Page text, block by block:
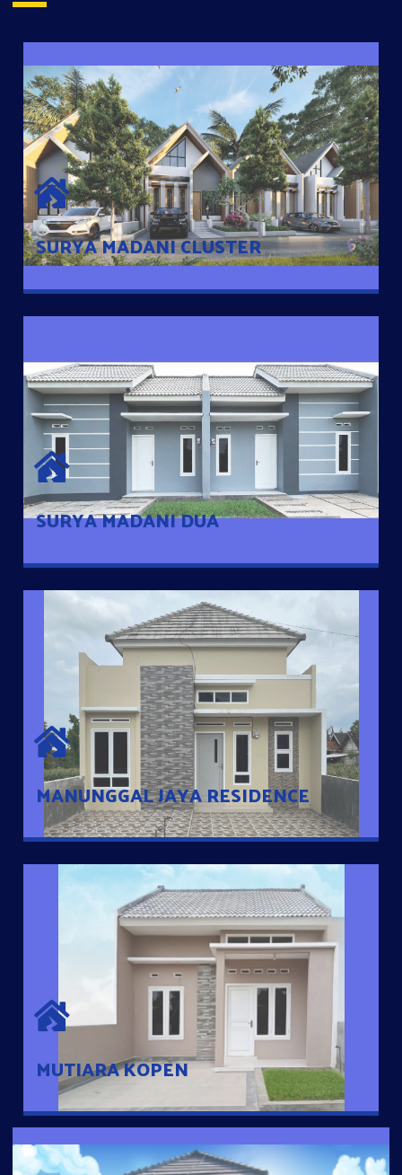
SURYA MADANI CLUSTER
SURYA MADANI CLUSTER
Desain Modern Minimalis dengan Konsep Rumah Pintar
Sehingga Memudahkan Penghuni mengakses rumahnya
dengan Ponsel
SURYA MADANI DUA
SURYA MADANI DUA
Satu-satunya Hunian nyaman dengan harga subsidi hanya 100
jutaan dengan lokasi strategis di Tuban
MANUNGGAL JAYA RESIDENCE
MANUNGGAL JAYA RESIDENCE
Cluster Exclusive dengan one Gate System, terdapat taman
mini dan memiliki jarak 200m dari jalan nasional serta dekat
dengan pusat kota
MUTIARA KOPEN
MUTIARA KOPEN
Hunian nyaman dengan suasana pedesaan. 10 menit dari pusat
kota, 2 menit dari Ring Road